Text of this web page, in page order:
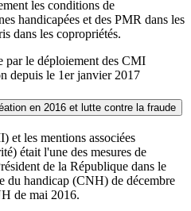
les conditions de
handicapées et des PMR dans les
dans les copropriétés.
par le déploiement des CMI
depuis le 1er janvier 2017
en 2016 et lutte contre la fraude
et les mentions associées
était l'une des mesures de
de la République dans le
du handicap (CNH) de décembre
de mai 2016.